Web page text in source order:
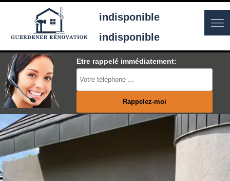
indisponible
indisponible
Etre rappelé immédiatement: